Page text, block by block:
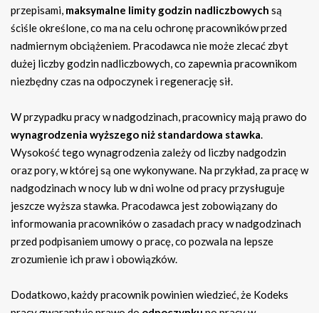
przepisami, maksymalne limity godzin nadliczbowych są
ściśle określone, co ma na celu ochronę pracowników przed
nadmiernym obciążeniem. Pracodawca nie może zlecać zbyt
dużej liczby godzin nadliczbowych, co zapewnia pracownikom
niezbędny czas na odpoczynek i regenerację sił.
W przypadku pracy w nadgodzinach, pracownicy mają prawo do
wynagrodzenia wyższego niż standardowa stawka.
Wysokość tego wynagrodzenia zależy od liczby nadgodzin
oraz pory, w której są one wykonywane. Na przykład, za pracę w
nadgodzinach w nocy lub w dni wolne od pracy przysługuje
jeszcze wyższa stawka. Pracodawca jest zobowiązany do
informowania pracowników o zasadach pracy w nadgodzinach
przed podpisaniem umowy o pracę, co pozwala na lepsze
zrozumienie ich praw i obowiązków.
Dodatkowo, każdy pracownik powinien wiedzieć, że Kodeks